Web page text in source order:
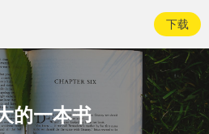
下载
的一本书